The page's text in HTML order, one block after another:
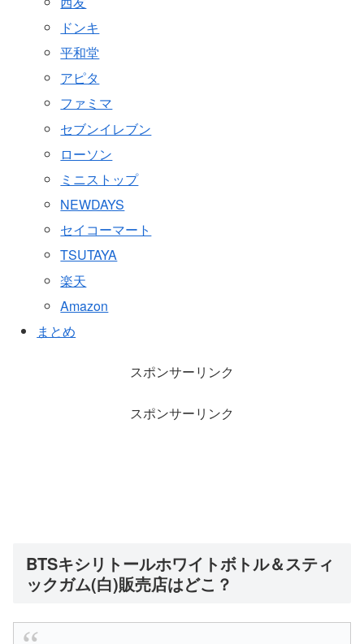
ドンキ
平和堂
アピタ
ファミマ
セブンイレブン
ローソン
ミニストップ
NEWDAYS
セイコーマート
TSUTAYA
楽天
Amazon
まとめ
スポンサーリンク
スポンサーリンク
BTSキシリトールホワイトボトル＆スティ
ックガム(白)販売店はどこ？